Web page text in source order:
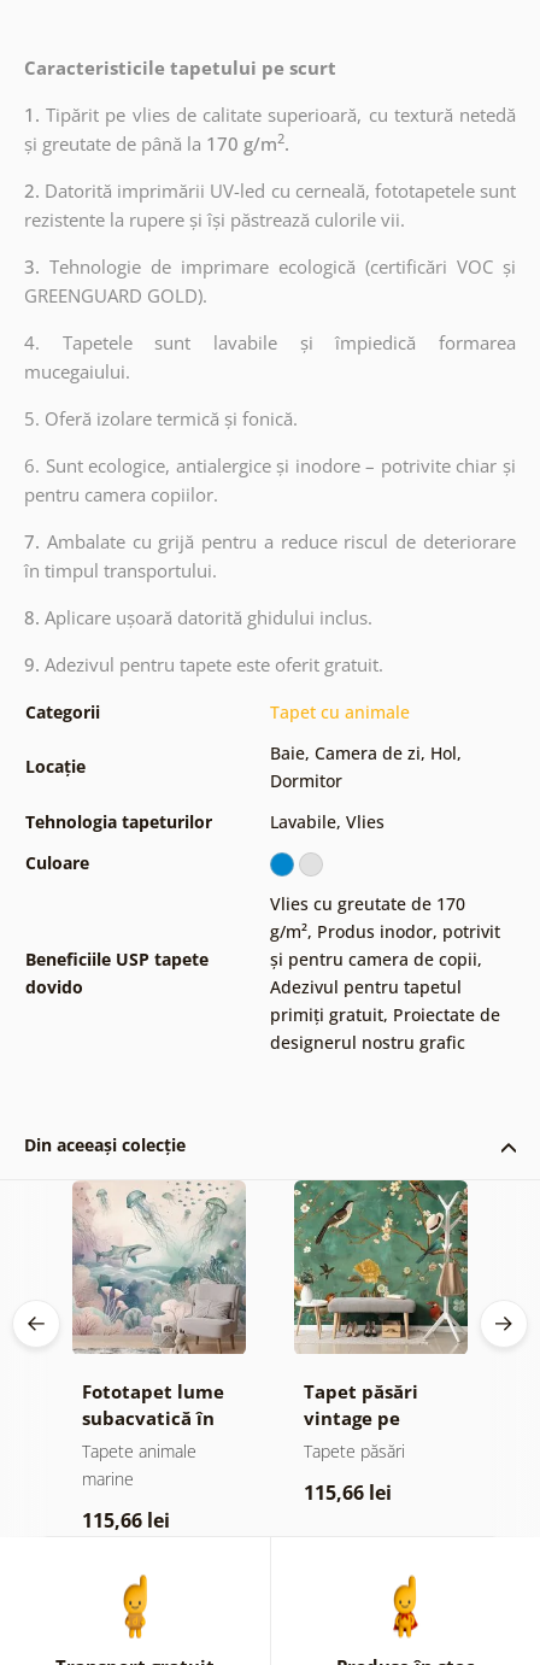
Caracteristicile tapetului pe scurt
1.Tipărit pe vlies de calitate superioară, cu textură netedă
și greutate de până la 170 g/m2.
2. Datorită imprimării UV-led cu cerneală, fototapetele sunt
rezistente la rupere și își păstrează culorile vii.
3. Tehnologie de imprimare ecologică (certificări VOC și
GREENGUARD GOLD).
4. Tapetele sunt lavabile și împiedică formarea
mucegaiului.
5. Oferă izolare termică și fonică.
6. Sunt ecologice, antialergice și inodore – potrivite chiar și
pentru camera copiilor.
7. Ambalate cu grijă pentru a reduce riscul de deteriorare
în timpul transportului.
8. Aplicare ușoară datorită ghidului inclus.
9. Adezivul pentru tapete este oferit gratuit.
Categorii Tapet cu animale
Locație
Baie, Camera de zi, Hol,
Dormitor
Tehnologia tapeturilor
Lavabile, Vlies
Culoare
Beneficiile USP tapete
dovido
Vlies cu greutate de 170
g/m², Produs inodor, potrivit
și pentru camera de copii,
Adezivul pentru tapetul
primiți gratuit, Proiectate de
designerul nostru grafic
Din aceeași colecție
Fototapet lume
subacvatică în
culori pastelate
Tapete animale
marine
115,66 lei
Tapet păsări
vintage pe
ramuri
Tapete păsări
115,66 lei